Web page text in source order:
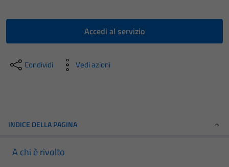
Accedi al servizio
Condividi Vedi azioni
INDICE DELLA PAGINA
A chi è rivolto